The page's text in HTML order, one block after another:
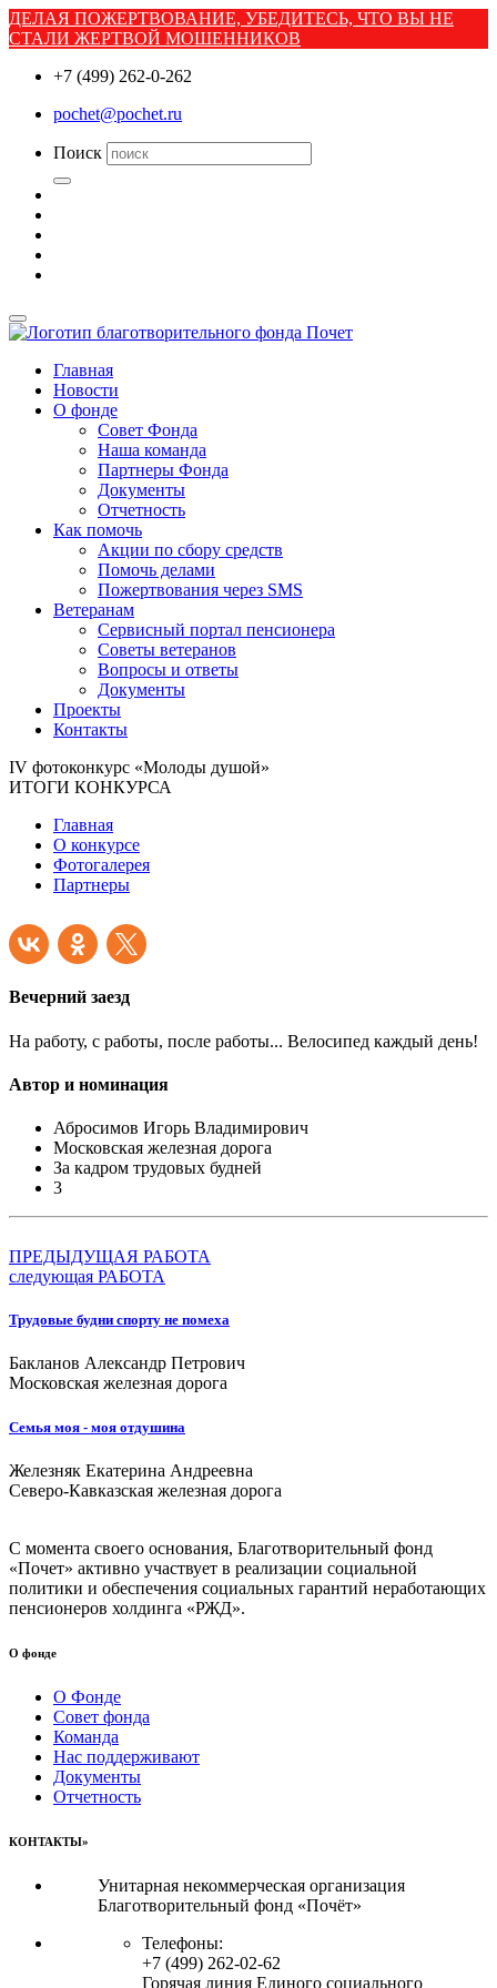
ДЕЛАЯ ПОЖЕРТВОВАНИЕ, УБЕДИТЕСЬ, ЧТО ВЫ НЕ
СТАЛИ ЖЕРТВОЙ МОШЕННИКОВ
+7 (499) 262-0-262
pochet@pochet.ru
Поиск
Главная
Новости
О фонде
Совет Фонда
Наша команда
Партнеры Фонда
Документы
Отчетность
Как помочь
Акции по сбору средств
Помочь делами
Пожертвования через SMS
Ветеранам
Сервисный портал пенсионера
Советы ветеранов
Вопросы и ответы
Документы
Проекты
Контакты
IV фотоконкурс «Молоды душой»
ИТОГИ КОНКУРСА
Главная
О конкурсе
Фотогалерея
Партнеры
Вечерний заезд
На работу, с работы, после работы... Велосипед каждый день!
Автор и номинация
Абросимов Игорь Владимирович
Московская железная дорога
За кадром трудовых будней
3
ПРЕДЫДУЩАЯ РАБОТА
следующая РАБОТА
Трудовые будни спорту не помеха
Бакланов Александр Петрович
Московская железная дорога
Семья моя - моя отдушина
Железняк Екатерина Андреевна
Северо-Кавказская железная дорога
С момента своего основания, Благотворительный фонд
«Почет» активно участвует в реализации социальной
политики и обеспечения социальных гарантий неработающих
пенсионеров холдинга «РЖД».
О фонде
О Фонде
Совет фонда
Команда
Нас поддерживают
Документы
Отчетность
КОНТАКТЫ»
Унитарная некоммерческая организация
Благотворительный фонд «Почёт»
Телефоны:
+7 (499) 262-02-62
Горячая линия Единого социального